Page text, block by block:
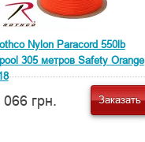
Nylon Paracord 550lb
305 метров Safety Orange
066 грн. Заказать